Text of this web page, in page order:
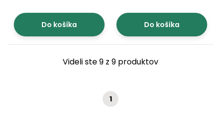
Do košíka Do košíka
Videli ste 9 z 9 produktov
1